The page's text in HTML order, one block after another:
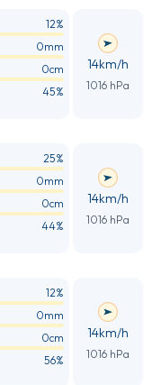
12%
0mm
0cm
45%
14km/h
1016 hPa
25%
0mm
0cm
44%
14km/h
1016 hPa
12%
0mm
0cm
56%
14km/h
1016 hPa